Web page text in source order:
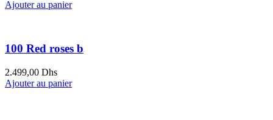
Ajouter au panier
100 Red roses b
2.499,00 Dhs
Ajouter au panier